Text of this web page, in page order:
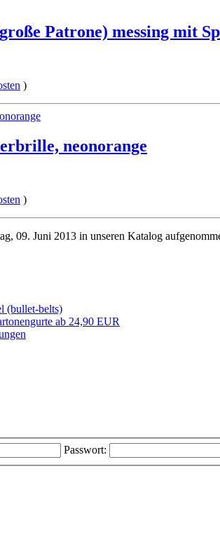
Patrone) messing mit
)
neonorange
)
09. Juni 2013 in unseren Katalog
(bullet-belts)
ab 24,90 EUR
Passwort: